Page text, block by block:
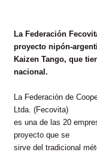
La Federación
proyecto nipón-
Kaizen Tango, que
nacional.
La Federación de
Ltda. (Fecovita)
es una de las 20
proyecto que se
sirve del tradicional